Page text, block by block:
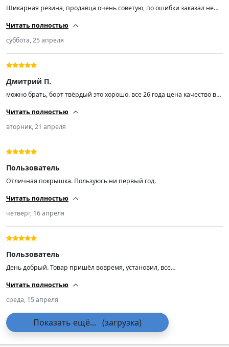
Шикарная резина, продавца очень советую, по ошибки заказал не
прям Вау случился, братья наши с Китая делают вещи, цена
качества! Выглядит дорого богато, ну простите Pireli, резина делается
на территории России, а стоит как крыло самолёта, как будто
напрямую из Италии везут.
Читать полностью
суббота, 25 апреля
Дмитрий П.
можно брать, борт твёрдый это хорошо. все 26 года цена качество в
Читать полностью
вторник, 21 апреля
Пользователь
Отличная покрышка. Пользуюсь ни первый год.
Читать полностью
четверг, 16 апреля
Пользователь
День добрый. Товар пришёл вовремя, установил, все
Читать полностью
среда, 15 апреля
Показать ещё... (загрузка)